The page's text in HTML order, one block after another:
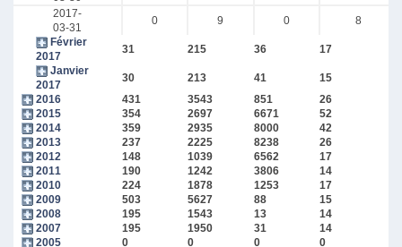
2017-
03-31
0 9 0
8
Février
2017
31 215 36 17
Janvier
2017
30 213 41 15
2016
431 3543 851 26
2015
354 2697 6671 52
2014
359 2935 8000 42
2013
237 2225 8238 26
2012
148 1039 6562 17
2011
190 1242 3806 14
2010
224 1878 1253 17
2009
503 5627 88 15
2008
195 1543 13 14
2007
195 1950 31 14
2005
0 0 0 0